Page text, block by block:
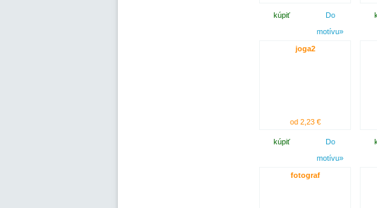
kúpiť
Do
motívu»
joga2
od 2,23 €
kúpiť
Do
motívu»
fotograf